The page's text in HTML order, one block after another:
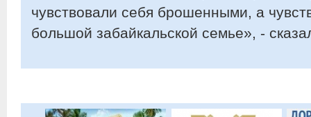
чувствовали себя брошенными, а
большой забайкальской семье», -